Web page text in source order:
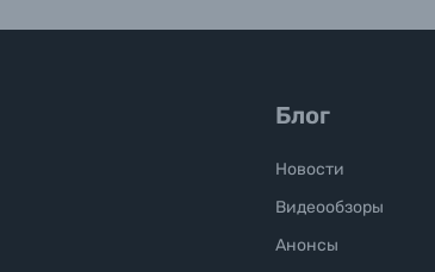
Блог
Новости
Видеообзоры
Анонсы